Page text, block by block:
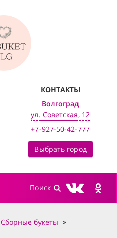
КОНТАКТЫ
Волгоград
ул. Советская, 12
+7-927-50-42-777
Выбрать город
Сборные букеты